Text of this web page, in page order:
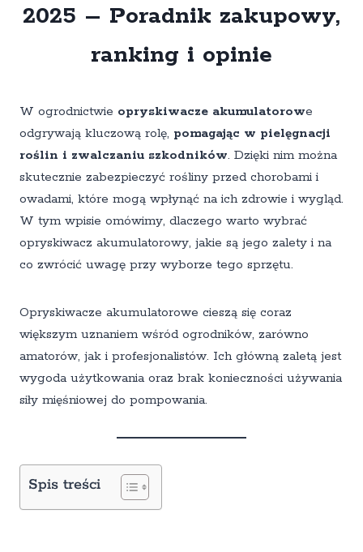
2025 – Poradnik zakupowy,
ranking i opinie
W ogrodnictwie opryskiwacze akumulatorowe
odgrywają kluczową rolę, pomagając w pielęgnacji
roślin i zwalczaniu szkodników. Dzięki nim można
skutecznie zabezpieczyć rośliny przed chorobami i
owadami, które mogą wpłynąć na ich zdrowie i wygląd.
W tym wpisie omówimy, dlaczego warto wybrać
opryskiwacz akumulatorowy, jakie są jego zalety i na
co zwrócić uwagę przy wyborze tego sprzętu.
Opryskiwacze akumulatorowe cieszą się coraz
większym uznaniem wśród ogrodników, zarówno
amatorów, jak i profesjonalistów. Ich główną zaletą jest
wygoda użytkowania oraz brak konieczności używania
siły mięśniowej do pompowania.
Spis treści